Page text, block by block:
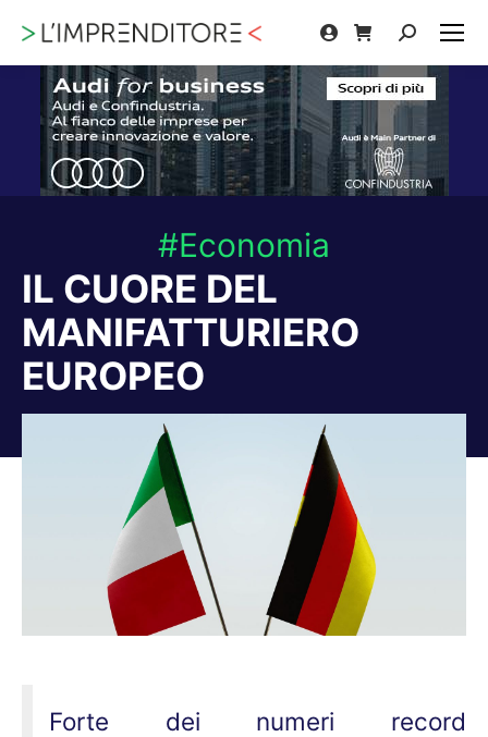
Cerca:
#Economia
IL CUORE DEL
MANIFATTURIERO
EUROPEO
Tu sei qui:
Forte dei numeri record